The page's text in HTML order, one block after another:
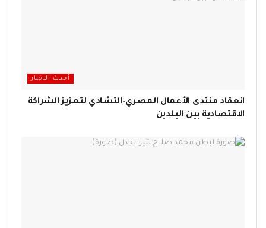
أحدث الاخبار
انعقاد منتدى الأعمال المصري–التشادي لتعزيز الشراكة
الاقتصادية بين البلدين